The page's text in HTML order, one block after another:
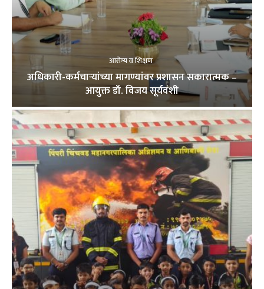
आरोग्य व शिक्षण
अधिकारी-कर्मचाऱ्यांच्या मागण्यांवर प्रशासन सकारात्मक –
आयुक्त डॉ. विजय सूर्यवंशी